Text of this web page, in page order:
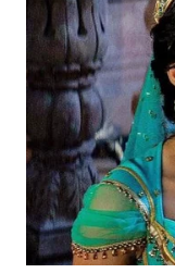
SITUNGIR
NEWS
SIDIKALANG
NEWS
SIBARAGAS
NEWS